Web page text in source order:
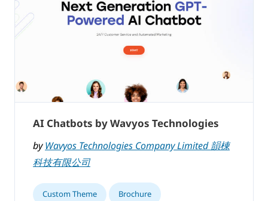
AI Chatbots by Wavyos Technologies
byWavyos Technologies Company Limited 韻棟
科技有限公司
Custom Theme Brochure